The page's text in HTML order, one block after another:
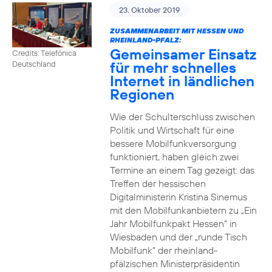
Credits: Telefónica
Deutschland
23. Oktober 2019
ZUSAMMENARBEIT MIT HESSEN UND
RHEINLAND-PFALZ:
Gemeinsamer Einsatz
für mehr schnelles
Internet in ländlichen
Regionen
Wie der Schulterschluss zwischen
Politik und Wirtschaft für eine
bessere Mobilfunkversorgung
funktioniert, haben gleich zwei
Termine an einem Tag gezeigt: das
Treffen der hessischen
Digitalministerin Kristina Sinemus
mit den Mobilfunkanbietern zu „Ein
Jahr Mobilfunkpakt Hessen“ in
Wiesbaden und der „runde Tisch
Mobilfunk“ der rheinland-
pfälzischen Ministerpräsidentin